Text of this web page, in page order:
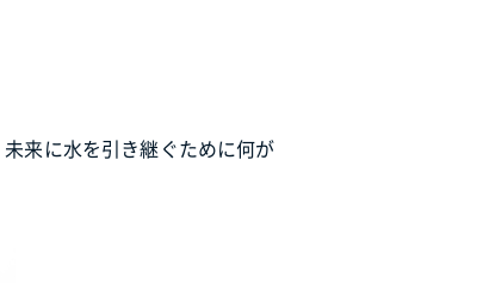
来に水を引き継ぐために何が